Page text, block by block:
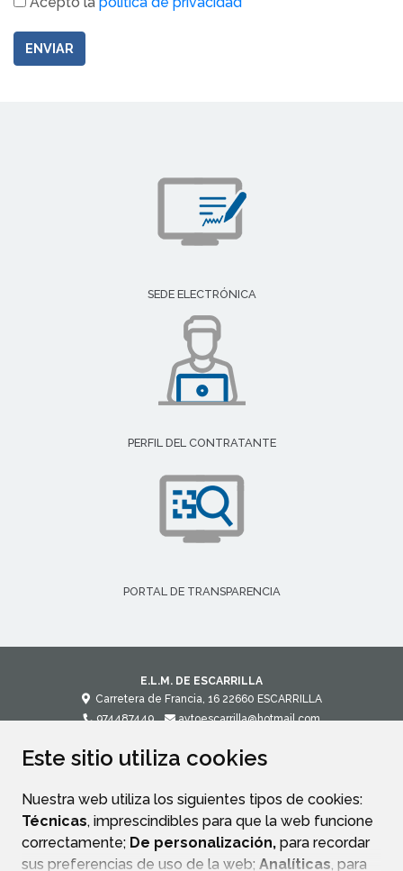
Este sitio utiliza cookies
Nuestra web utiliza los siguientes tipos de cookies:
Técnicas, imprescindibles para que la web funcione
correctamente; De personalización, para recordar
sus preferencias de uso de la web; Analíticas, para
ENVIAR
SEDE ELECTRÓNICA
PERFIL DEL CONTRATANTE
PORTAL DE TRANSPARENCIA
E.L.M. DE ESCARRILLA
Carretera de Francia, 16 22660 ESCARRILLA
974487449
aytoescarrilla@hotmail.com
ACCESIBILIDAD